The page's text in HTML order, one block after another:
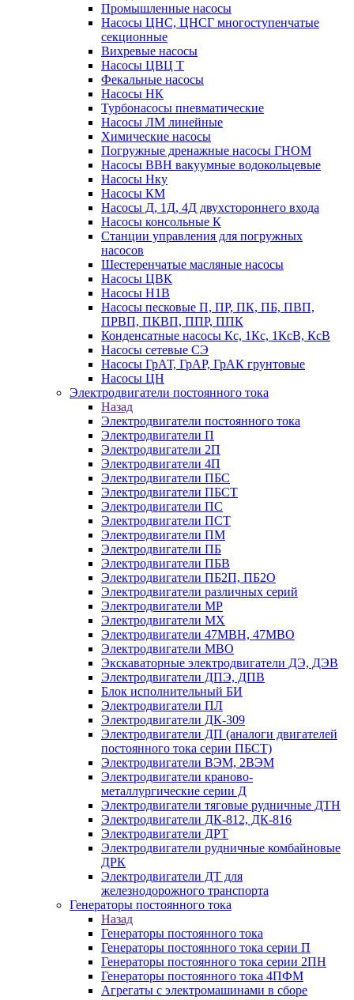
Промышленные насосы
Насосы ЦНС, ЦНСГ многоступенчатые
секционные
Вихревые насосы
Насосы ЦВЦ Т
Фекальные насосы
Насосы НК
Турбонасосы пневматические
Насосы ЛМ линейные
Химические насосы
Погружные дренажные насосы ГНОМ
Насосы ВВН вакуумные водокольцевые
Насосы Нку
Насосы КМ
Насосы Д, 1Д, 4Д двухстороннего входа
Насосы консольные К
Станции управления для погружных
насосов
Шестеренчатые масляные насосы
Насосы ЦВК
Насосы Н1В
Насосы песковые П, ПР, ПК, ПБ, ПВП,
ПРВП, ПКВП, ППР, ППК
Конденсатные насосы Кс, 1Кс, 1КсВ, КсВ
Насосы сетевые СЭ
Насосы ГрАТ, ГрАР, ГрАК грунтовые
Насосы ЦН
Электродвигатели постоянного тока
Назад
Электродвигатели постоянного тока
Электродвигатели П
Электродвигатели 2П
Электродвигатели 4П
Электродвигатели ПБС
Электродвигатели ПБСТ
Электродвигатели ПС
Электродвигатели ПСТ
Электродвигатели ПМ
Электродвигатели ПБ
Электродвигатели ПБВ
Электродвигатели ПБ2П, ПБ2О
Электродвигатели различных серий
Электродвигатели МР
Электродвигатели MX
Электродвигатели 47MBH, 47МВО
Электродвигатели MBO
Экскаваторные электродвигатели ДЭ, ДЭВ
Электродвигатели ДПЭ, ДПВ
Блок исполнительный БИ
Электродвигатели ПЛ
Электродвигатели ДК-309
Электродвигатели ДП (аналоги двигателей
постоянного тока серии ПБСТ)
Электродвигатели ВЭМ, 2ВЭМ
Электродвигатели краново-
металлургические серии Д
Электродвигатели тяговые рудничные ДТН
Электродвигатели ДК-812, ДК-816
Электродвигатели ДРТ
Электродвигатели рудничные комбайновые
ДРК
Электродвигатели ДТ для
железнодорожного транспорта
Генераторы постоянного тока
Назад
Генераторы постоянного тока
Генераторы постоянного тока серии П
Генераторы постоянного тока серии 2ПН
Генераторы постоянного тока 4ПФМ
Агрегаты с электромашинами в сборе